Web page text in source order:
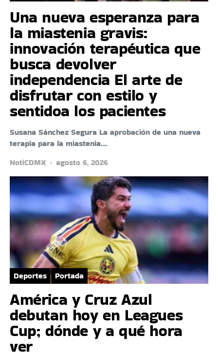
Una nueva esperanza para
la miastenia gravis:
innovación terapéutica que
busca devolver
independencia El arte de
disfrutar con estilo y
sentidoa los pacientes
Susana Sánchez Segura La aprobación de una nueva
terapia para la miastenia…
NotiCDMX
agosto 6, 2026
Deportes Portada
América y Cruz Azul
debutan hoy en Leagues
Cup; dónde y a qué hora
ver